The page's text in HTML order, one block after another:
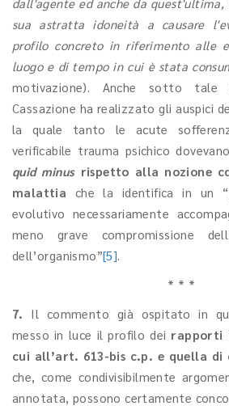
sua astratta idoneità a causare
profilo concreto in riferimento alle
luogo e di tempo in cui è stata
motivazione). Anche sotto tale
Cassazione ha realizzato gli auspici
la quale tanto le acute
verificabile trauma psichico
quid minusrispetto alla nozione
malattia che la identifica in un
evolutivo necessariamente
meno grave compromissione
dell’organismo”[5].
* * *
7. Il commento già ospitato in
messo in luce il profilo dei rapporti
cui all’art. 613-bis c.p. e quella di
che, come condivisibilmente
annotata, possono certamente